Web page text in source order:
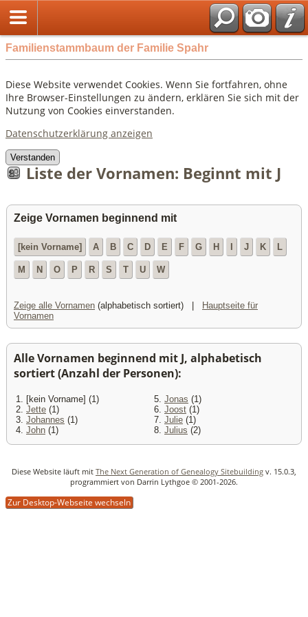
Familienstammbaum der Familie Spahr
Diese Website verwendet Cookies. Wenn Sie fortfahren, ohne
Ihre Browser-Einstellungen zu ändern, erklären Sie sich mit der
Nutzung von Cookies einverstanden.
Datenschutzerklärung anzeigen
Verstanden
Liste der Vornamen: Beginnt mit J
Zeige Vornamen beginnend mit
[kein Vorname] A B C D E F G H I J K L
M N O P R S T U W
Zeige alle Vornamen (alphabetisch sortiert) |
Hauptseite für
Vornamen
Alle Vornamen beginnend mit J, alphabetisch
sortiert (Anzahl der Personen):
1. [kein Vorname] (1)
2. Jette (1)
3. Johannes (1)
4. John (1)
5. Jonas (1)
6. Joost (1)
7. Julie (1)
8. Julius (2)
Diese Website läuft mit The Next Generation of Genealogy Sitebuilding v. 15.0.3,
programmiert von Darrin Lythgoe © 2001-2026.
Zur Desktop-Webseite wechseln